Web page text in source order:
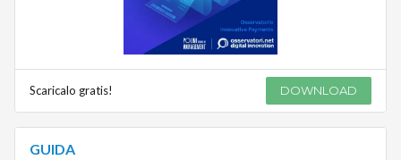
Scaricalo gratis! DOWNLOAD
GUIDA